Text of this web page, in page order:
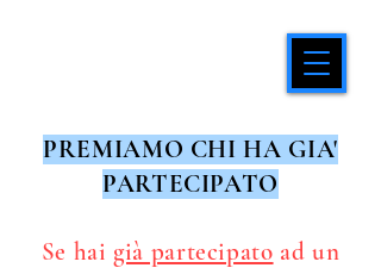
PREMIAMO CHI HA GIA'
PARTECIPATO
Se hai già partecipato ad un